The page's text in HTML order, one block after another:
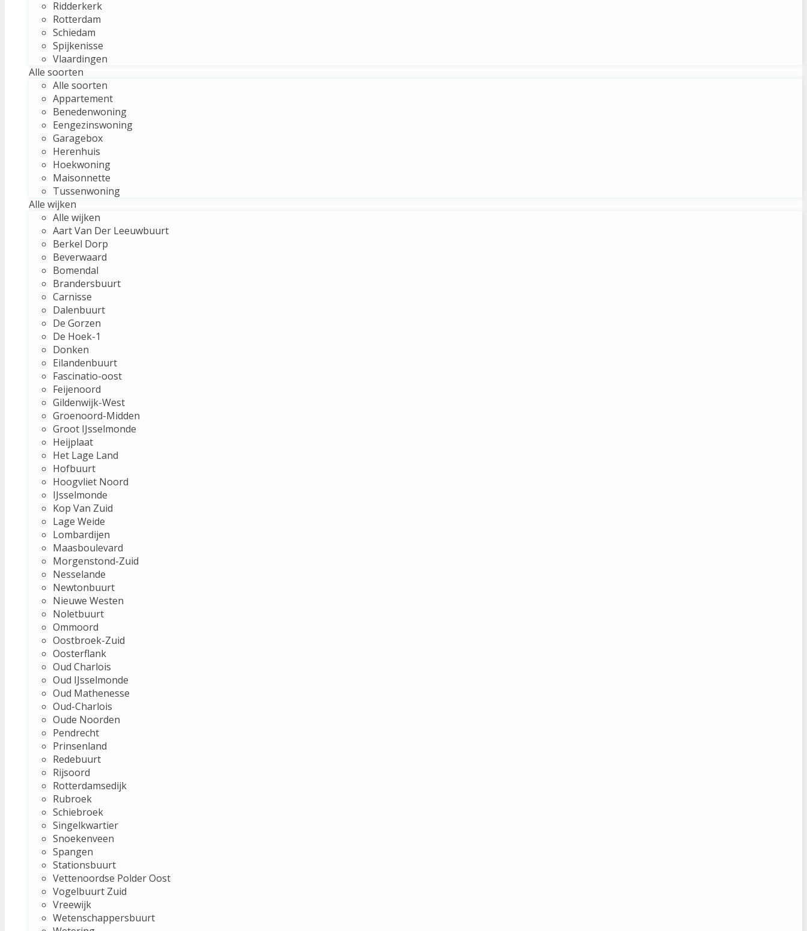
Ridderkerk
Rotterdam
Schiedam
Spijkenisse
Vlaardingen
Alle soorten
Alle soorten
Appartement
Benedenwoning
Eengezinswoning
Garagebox
Herenhuis
Hoekwoning
Maisonnette
Tussenwoning
Alle wijken
Alle wijken
Aart Van Der Leeuwbuurt
Berkel Dorp
Beverwaard
Bomendal
Brandersbuurt
Carnisse
Dalenbuurt
De Gorzen
De Hoek-1
Donken
Eilandenbuurt
Fascinatio-oost
Feijenoord
Gildenwijk-West
Groenoord-Midden
Groot IJsselmonde
Heijplaat
Het Lage Land
Hofbuurt
Hoogvliet Noord
IJsselmonde
Kop Van Zuid
Lage Weide
Lombardijen
Maasboulevard
Morgenstond-Zuid
Nesselande
Newtonbuurt
Nieuwe Westen
Noletbuurt
Ommoord
Oostbroek-Zuid
Oosterflank
Oud Charlois
Oud IJsselmonde
Oud Mathenesse
Oud-Charlois
Oude Noorden
Pendrecht
Prinsenland
Redebuurt
Rijsoord
Rotterdamsedijk
Rubroek
Schiebroek
Singelkwartier
Snoekenveen
Spangen
Stationsbuurt
Vettenoordse Polder Oost
Vogelbuurt Zuid
Vreewijk
Wetenschappersbuurt